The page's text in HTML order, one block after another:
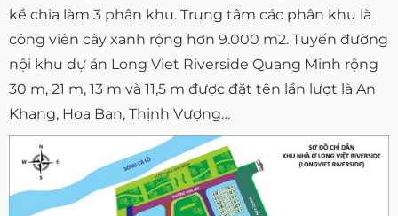
kề chia làm 3 phân khu. Trung tâm các phân khu là
công viên cây xanh rộng hơn 9.000 m2. Tuyến đường
nội khu dự án Long Viet Riverside Quang Minh rộng
30 m, 21 m, 13 m và 11,5 m được đặt tên lần lượt là An
Khang, Hoa Ban, Thịnh Vượng…